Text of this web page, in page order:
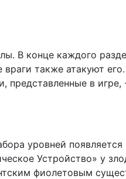
В конце каждого
также атакуют
представленные в
уровней
Устройство» у
фиолетовым